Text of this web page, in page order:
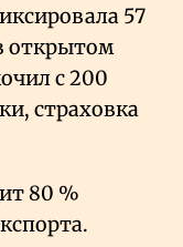
57
открытом
с 200
страховка
80 %